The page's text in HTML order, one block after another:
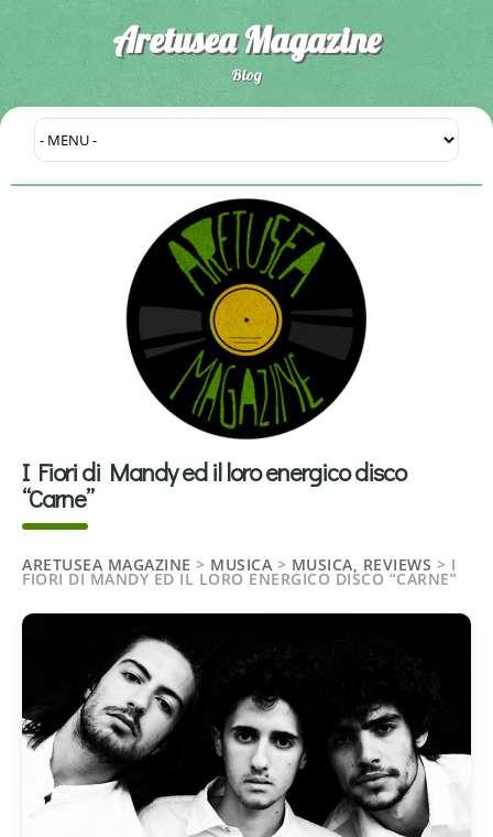
Aretusea Magazine
Blog
I Fiori di Mandy ed il loro energico disco
“Carne”
ARETUSEA MAGAZINE > MUSICA > MUSICA, REVIEWS > I
FIORI DI MANDY ED IL LORO ENERGICO DISCO “CARNE”